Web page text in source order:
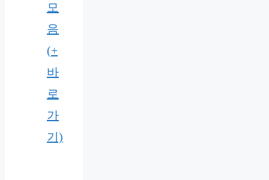
모
음
(+
바
로
가
기)